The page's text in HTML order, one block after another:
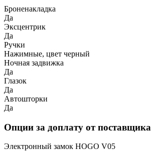
Броненакладка
Да
Эксцентрик
Да
Ручки
Нажимные, цвет черный
Ночная задвижка
Да
Глазок
Да
Автошторки
Да
Опции за доплату от поставщика
Электронный замок HOGO V05